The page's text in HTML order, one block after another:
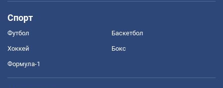
Спорт
Футбол Баскетбол
Хоккей Бокс
Формула-1